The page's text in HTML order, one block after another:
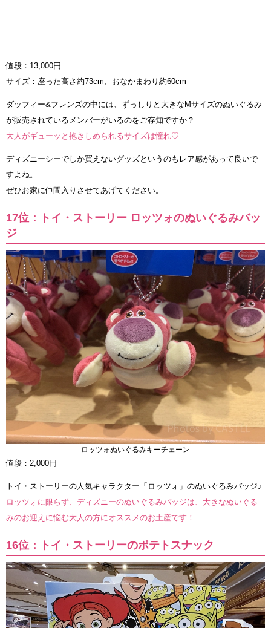
値段：13,000円
サイズ：座った高さ約73cm、おなかまわり約60cm
ダッフィー&フレンズの中には、ずっしりと大きなMサイズのぬいぐるみ
が販売されているメンバーがいるのをご存知ですか？
大人がギューッと抱きしめられるサイズは憧れ♡
ディズニーシーでしか買えないグッズというのもレア感があって良いで
すよね。
ぜひお家に仲間入りさせてあげてください。
17位：トイ・ストーリー ロッツォのぬいぐるみバッ
ジ
ロッツォぬいぐるみキーチェーン
値段：2,000円
トイ・ストーリーの人気キャラクター「ロッツォ」のぬいぐるみバッジ♪
ロッツォに限らず、ディズニーのぬいぐるみバッジは、大きなぬいぐる
みのお迎えに悩む大人の方にオススメのお土産です！
16位：トイ・ストーリーのポテトスナック